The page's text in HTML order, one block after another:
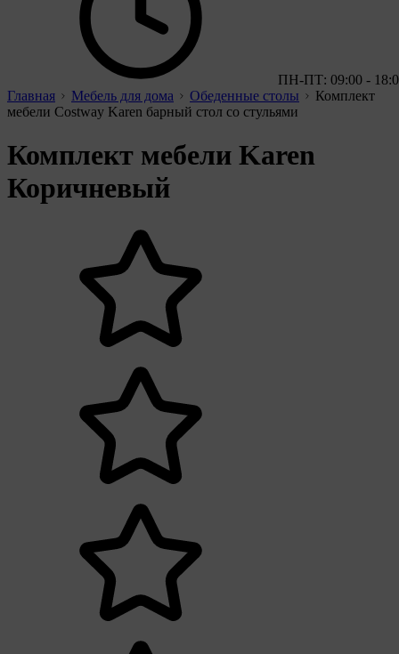
ПН-ПТ: 09:00 -
Главная
Мебель для дома Обеденные столы
Комплект
мебели Costway Karen барный стол со стульями
Комплект мебели Karen
Коричневый